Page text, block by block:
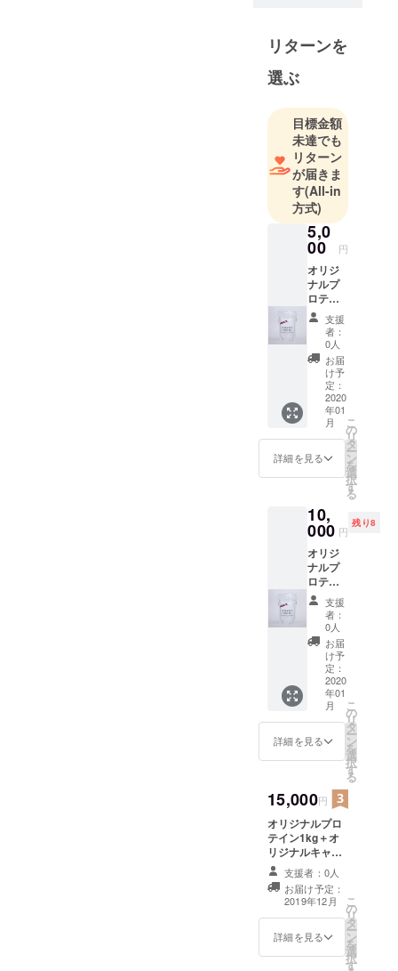
リターンを
選ぶ
目標金額
未達でも
リターン
が届きま
す(All-in
方式)
5,0
00 円
オリジ
ナルプ
ロテイ
ン
1kg(定
価6,800
円）コ
ラーゲ
ン＋マ
ルチビ
タミン
配合
支援
者：
0人
お届
け予
定：
2020
年01
月
詳細を見る
こ
の
リ
タ
ー
ン
を
選
択
す
る
10,
000 円
残り8
オリジ
ナルプ
ロテイ
ン1kg＋
EIGHT
FIT.オリ
ジナル
キャッ
プ(NEW
ERA)1
支援
者：
0人
お届
け予
定：
2020
年01
月
詳細を見る
こ
の
リ
タ
ー
ン
を
選
択
す
る
15,000円
オリジナルプロ
テイン1kg＋オ
リジナルキャッ
プ1個＋入会金
(定価 １0,000円)
支援者：0人
お届け予定：
2019年12月
詳細を見る
こ
の
リ
タ
ー
ン
を
選
択
す